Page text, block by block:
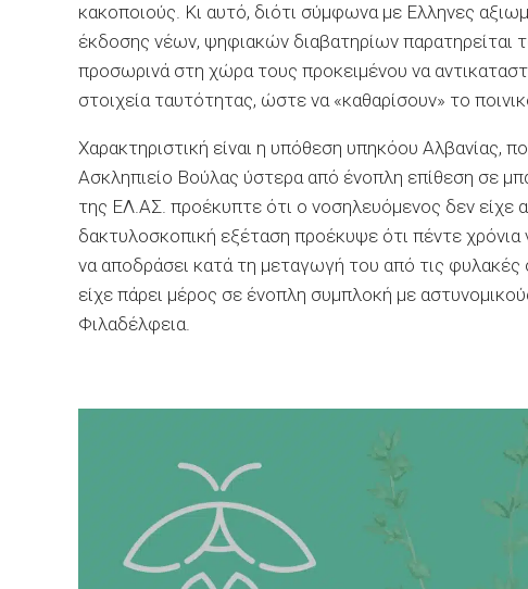
κακοποιούς. Κι αυτό, διότι σύμφωνα με Ελληνες
έκδοσης νέων, ψηφιακών διαβατηρίων παρατηρείται
προσωρινά στη χώρα τους προκειμένου να
στοιχεία ταυτότητας, ώστε να «καθαρίσουν» το
Χαρακτηριστική είναι η υπόθεση υπηκόου Αλβανίας,
Ασκληπιείο Βούλας ύστερα από ένοπλη επίθεση σε
της ΕΛ.ΑΣ. προέκυπτε ότι ο νοσηλευόμενος δεν είχε
δακτυλοσκοπική εξέταση προέκυψε ότι πέντε
να αποδράσει κατά τη μεταγωγή του από τις
είχε πάρει μέρος σε ένοπλη συμπλοκή με
Φιλαδέλφεια.